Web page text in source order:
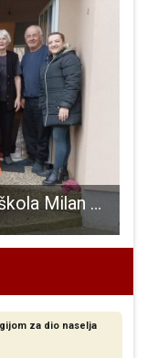
LIJEPO: Lovinačka osnovna škola Milan Sekulić i udruga “Zera dobrote” za svoje starije sumještane!!!
za dio naselja